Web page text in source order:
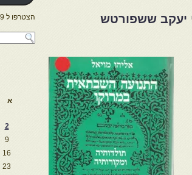
יעקב ששפורטש הצטרפו ל 239 מנויים נוספים
א
2
9
16
23